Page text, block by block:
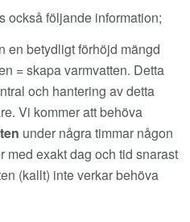
också följande information;
en betydligt förhöjd mängd
= skapa varmvatten. Detta
och hantering av detta
Vi kommer att behöva
under några timmar någon
med exakt dag och tid snarast
(kallt) inte verkar behöva